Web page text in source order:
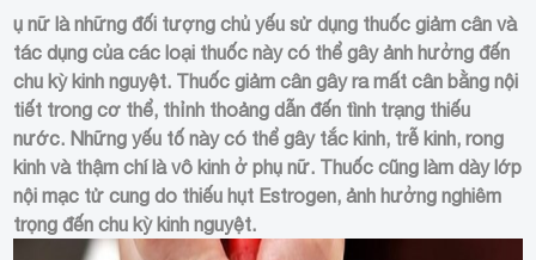
ụ nữ là những đối tượng chủ yếu sử dụng thuốc giảm cân và
tác dụng của các loại thuốc này có thể gây ảnh hưởng đến
chu kỳ kinh nguyệt. Thuốc giảm cân gây ra mất cân bằng nội
tiết trong cơ thể, thỉnh thoảng dẫn đến tình trạng thiếu
nước. Những yếu tố này có thể gây tắc kinh, trễ kinh, rong
kinh và thậm chí là vô kinh ở phụ nữ. Thuốc cũng làm dày lớp
nội mạc tử cung do thiếu hụt Estrogen, ảnh hưởng nghiêm
trọng đến chu kỳ kinh nguyệt.